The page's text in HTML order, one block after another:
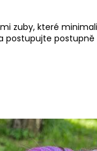
zuby, které
postupujte